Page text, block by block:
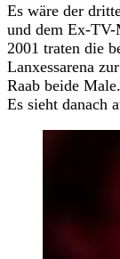
Es wäre der
und dem Ex-
2001 traten die
Lanxessarena
Raab beide
Es sieht danach